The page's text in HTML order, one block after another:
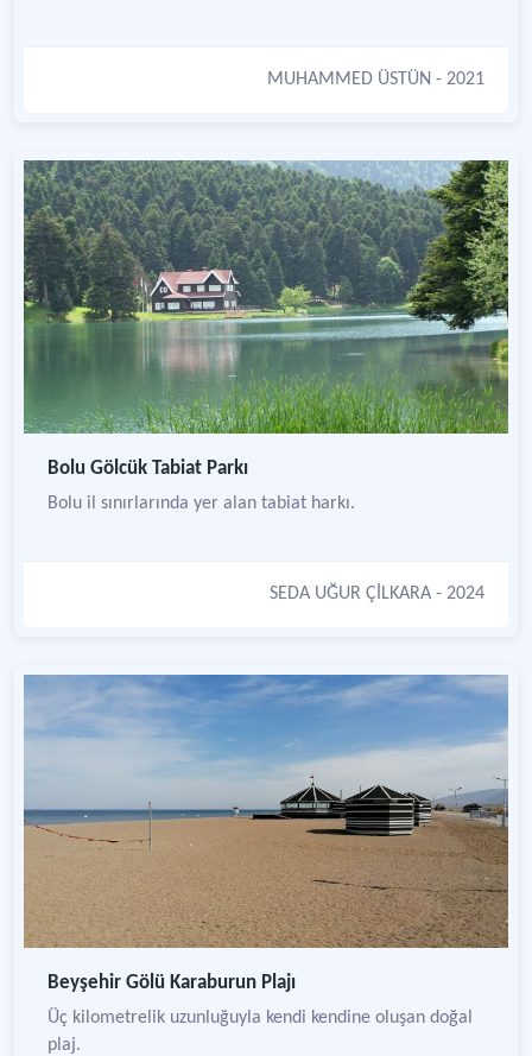
MUHAMMED ÜSTÜN - 2021
Bolu Gölcük Tabiat Parkı
Bolu il sınırlarında yer alan tabiat harkı.
SEDA UĞUR ÇİLKARA - 2024
Beyşehir Gölü Karaburun Plajı
Üç kilometrelik uzunluğuyla kendi kendine oluşan doğal
plaj.